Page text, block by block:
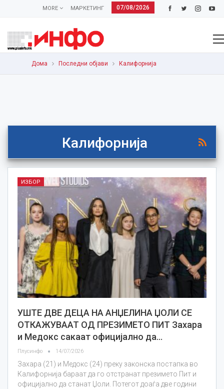
07/08/2026
МАРКЕТИНГ
MORE
Дома Последни објави Калифорнија
Калифорнија
ИЗБОР
УШТЕ ДВЕ ДЕЦА НА АНЏЕЛИНА ЏОЛИ СЕ
ОТКАЖУВААТ ОД ПРЕЗИМЕТО ПИТ Захара
и Медокс сакаат официјално да…
Плусинфо 14/07/2026
Захара (21) и Медокс (24) преку законска постапка во
Калифорнија бараат да го отстранат презимето Пит и
официјално да станат Џоли. Потегот доаѓа две години